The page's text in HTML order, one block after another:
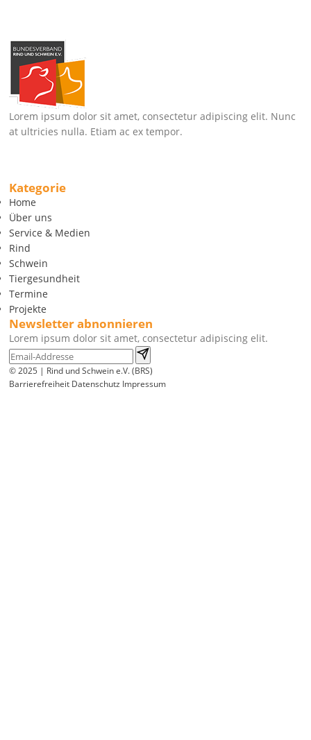
Lorem ipsum dolor sit amet, consectetur adipiscing elit. Nunc
at ultricies nulla. Etiam ac ex tempor.
Kategorie
Home
Über uns
Service & Medien
Rind
Schwein
Tiergesundheit
Termine
Projekte
Newsletter abnonnieren
Lorem ipsum dolor sit amet, consectetur adipiscing elit.
© 2025 | Rind und Schwein e.V. (BRS)
Barrierefreiheit Datenschutz Impressum